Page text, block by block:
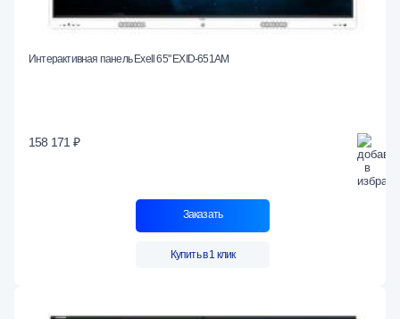
Интерактивная панель Exell 65" EXID-651AM
158 171 ₽
Заказать
Купить в 1 клик